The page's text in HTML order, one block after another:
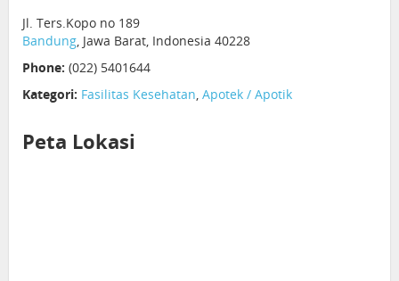
Jl. Ters.Kopo no 189
Bandung, Jawa Barat, Indonesia 40228
Phone: (022) 5401644
Kategori: Fasilitas Kesehatan, Apotek / Apotik
Peta Lokasi